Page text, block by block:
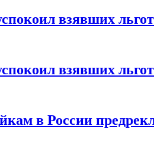
взявших
взявших
в России